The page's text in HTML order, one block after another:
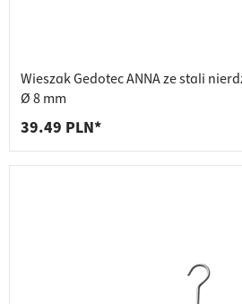
Wieszak Gedotec ANNA ze stali
Ø 8 mm
39.49 PLN*